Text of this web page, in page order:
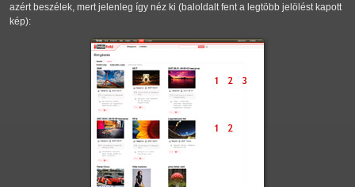
azért beszélek, mert jelenleg így néz ki (baloldalt fent a legtöbb jelölést kapott
kép):